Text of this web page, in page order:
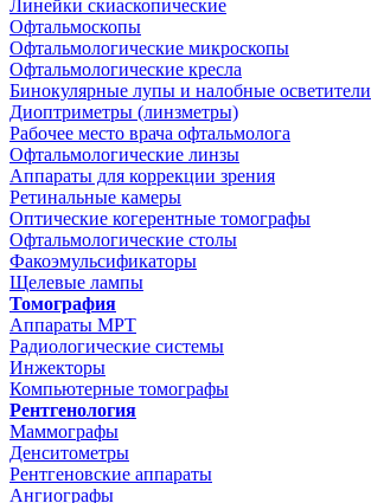
Линейки скиаскопические
Офтальмоскопы
Офтальмологические микроскопы
Офтальмологические кресла
Бинокулярные лупы и налобные осветители
Диоптриметры (линзметры)
Рабочее место врача офтальмолога
Офтальмологические линзы
Аппараты для коррекции зрения
Ретинальные камеры
Оптические когерентные томографы
Офтальмологические столы
Факоэмульсификаторы
Щелевые лампы
Томография
Аппараты МРТ
Радиологические системы
Инжекторы
Компьютерные томографы
Рентгенология
Маммографы
Денситометры
Рентгеновские аппараты
Ангиографы